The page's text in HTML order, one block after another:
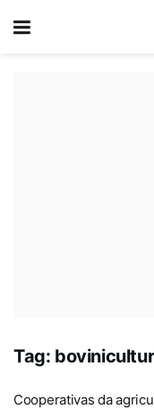
Tag:
Cooperativas da